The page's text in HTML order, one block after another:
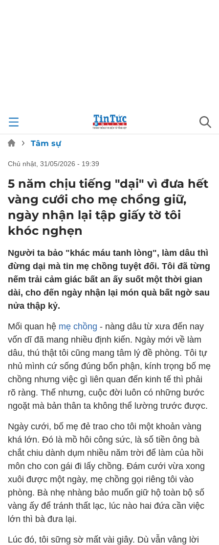
Tâm sự
chủ nhật, 31/05/2026 - 19:39
5 năm chịu tiếng "dại" vì đưa hết
vàng cưới cho mẹ chồng giữ,
ngày nhận lại tập giấy tờ tôi
khóc nghẹn
Người ta bảo "khác máu tanh lòng", làm dâu thì
đừng dại mà tin mẹ chồng tuyệt đối. Tôi đã từng
nếm trải cảm giác bất an ấy suốt một thời gian
dài, cho đến ngày nhận lại món quà bất ngờ sau
nửa thập kỷ.
Mối quan hệ mẹ chồng - nàng dâu từ xưa đến nay
vốn dĩ đã mang nhiều định kiến. Ngày mới về làm
dâu, thú thật tôi cũng mang tâm lý đề phòng. Tôi tự
nhủ mình cứ sống đúng bổn phận, kính trọng bố mẹ
chồng nhưng việc gì liên quan đến kinh tế thì phải
rõ ràng. Thế nhưng, cuộc đời luôn có những bước
ngoặt mà bản thân ta không thể lường trước được.
Ngày cưới, bố mẹ đẻ trao cho tôi một khoản vàng
khá lớn. Đó là mồ hôi công sức, là số tiền ông bà
chắt chiu dành dụm nhiều năm trời để làm của hồi
môn cho con gái đi lấy chồng. Đám cưới vừa xong
xuôi được một ngày, mẹ chồng gọi riêng tôi vào
phòng. Bà nhẹ nhàng bảo muốn giữ hộ toàn bộ số
vàng ấy để tránh thất lạc, lúc nào hai đứa cần việc
lớn thì bà đưa lại.
Lúc đó, tôi sững sờ mất vài giây. Dù vẫn vâng lời